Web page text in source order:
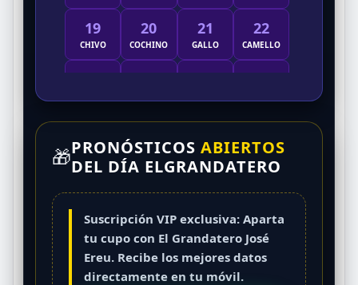
19
CHIVO
20
COCHINO
21
GALLO
22
CAMELLO
23 24 25 26
PERRO ZAMURO ELEFANTE CAIMÁN
35 36
🎁PRONÓSTICOS ABIERTOS
DEL DÍA ELGRANDATERO
Suscripción VIP exclusiva: Aparta
tu cupo con El Grandatero José
Ereu. Recibe los mejores datos
directamente en tu móvil.